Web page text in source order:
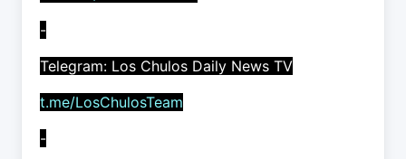
-
Telegram: Los Chulos Daily News TV
t.me/LosChulosTeam
-